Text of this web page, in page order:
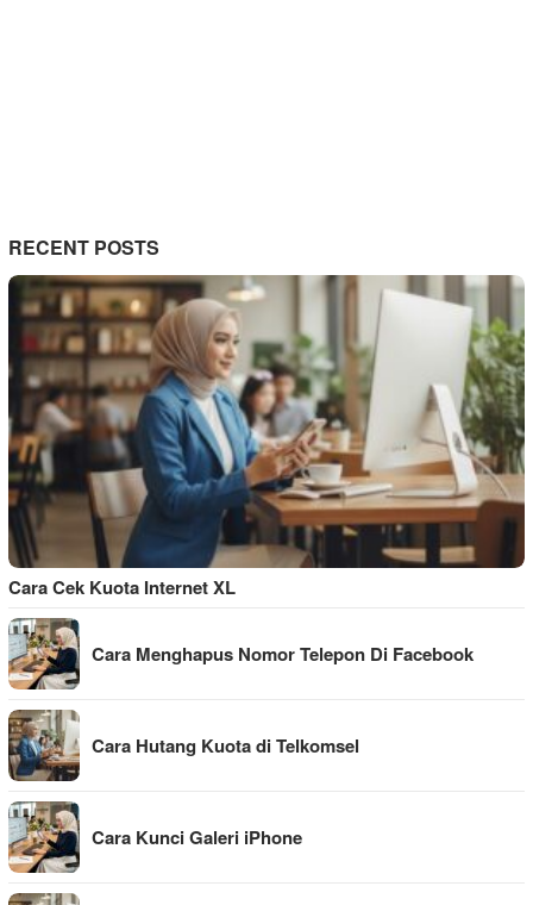
RECENT POSTS
Cara Cek Kuota Internet XL
Cara Menghapus Nomor Telepon Di Facebook
Cara Hutang Kuota di Telkomsel
Cara Kunci Galeri iPhone